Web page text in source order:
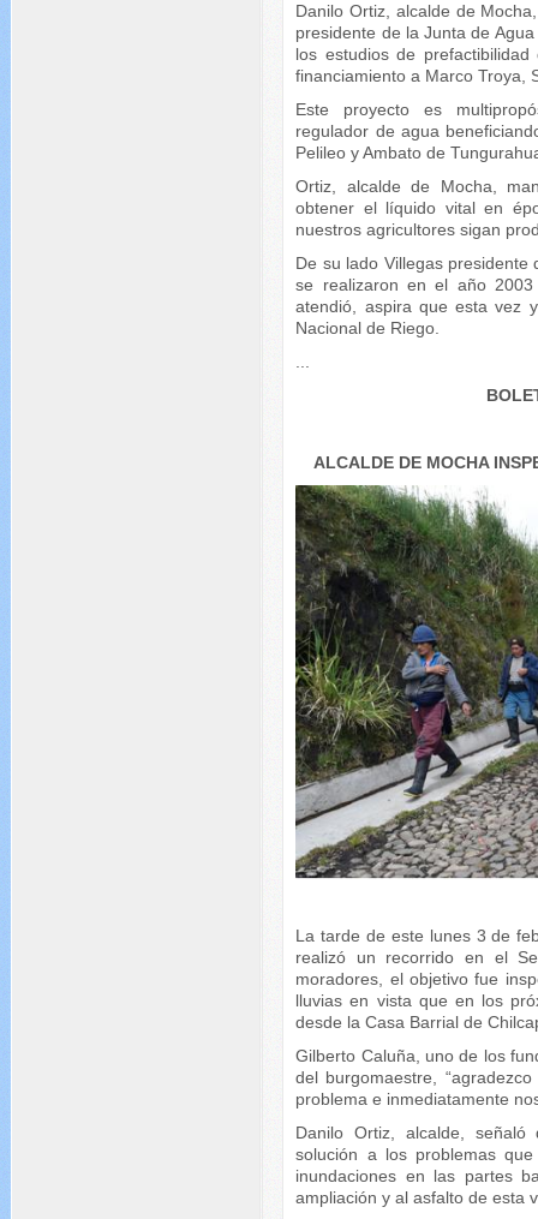
Danilo Ortiz, alcalde de
presidente de la Junta de
los estudios de
financiamiento a Marco Troya,
Este proyecto es
regulador de agua
Pelileo y Ambato de
Ortiz, alcalde de Mocha,
obtener el líquido vital en
nuestros agricultores sigan
De su lado Villegas
se realizaron en el año
atendió, aspira que esta vez
Nacional de Riego.
ALCALDE DE MOCHA
La tarde de este lunes 3 de
realizó un recorrido en el
moradores, el objetivo fue
lluvias en vista que en los
desde la Casa Barrial de
Gilberto Caluña, uno de los
del burgomaestre,
problema e inmediatamente
Danilo Ortiz, alcalde,
solución a los problemas
inundaciones en las partes
ampliación y al asfalto de esta